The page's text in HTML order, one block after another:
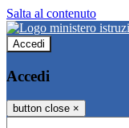
Salta al contenuto
Accedi
Accedi
button close ×